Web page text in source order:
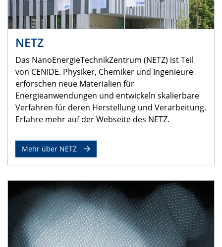
NETZ
Das NanoEnergieTechnikZentrum (NETZ) ist Teil
von CENIDE. Physiker, Chemiker und Ingenieure
erforschen neue Materialien für
Energieanwendungen und entwickeln skalierbare
Verfahren für deren Herstellung und Verarbeitung.
Erfahre mehr auf der Webseite des NETZ.
Mehr über NETZ